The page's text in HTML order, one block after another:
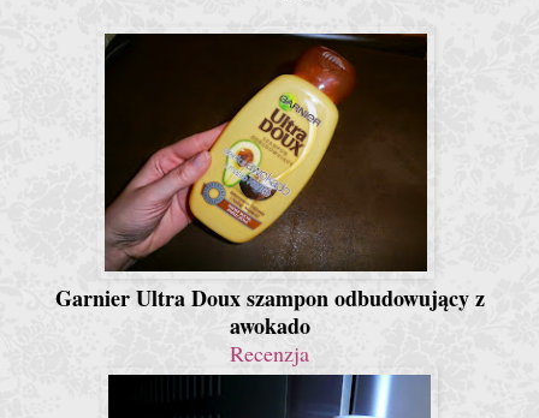
Garnier Ultra Doux szampon odbudowujący z
awokado
Recenzja